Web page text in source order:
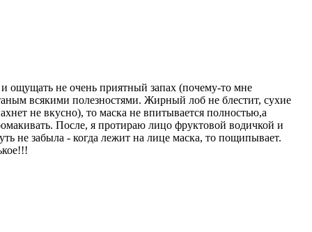
ощущать не очень приятный запах (почему-то мне
всякими полезностями. Жирный лоб не блестит, сухие
не вкусно), то маска не впитывается полностью,а
После, я протираю лицо фруктовой водичкой и
не забыла - когда лежит на лице маска, то пощипывает.